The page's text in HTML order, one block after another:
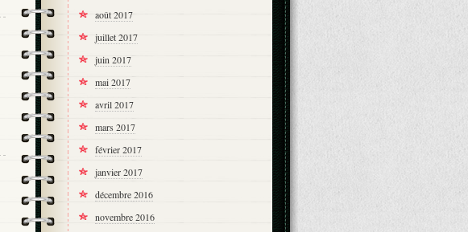
août 2017
juillet 2017
juin 2017
mai 2017
avril 2017
mars 2017
février 2017
janvier 2017
décembre 2016
novembre 2016